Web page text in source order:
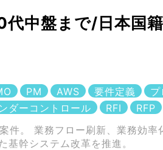
代中盤まで/日本国
PM AWS 要件定義
ダーコントロール
RFI RFP
件。 業務フロー刷新、業務効率
幹システム改革を推進。